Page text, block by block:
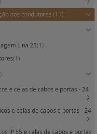
dos condutores (11)
Lina 25(1)
(1)
e celas de cabos e portas - 24
e celas de cabos e portas - 24
IP 55 e celas de cabos e portas